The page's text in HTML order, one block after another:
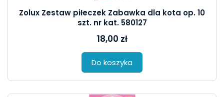
Zolux Zestaw piłeczek Zabawka dla kota op. 10
szt. nr kat. 580127
18,00 zł
Do koszyka